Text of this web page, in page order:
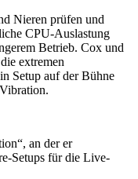
Nieren prüfen und
CPU-Auslastung
Betrieb. Cox und
extremen
Setup auf der Bühne
an der er
Setups für die Live-